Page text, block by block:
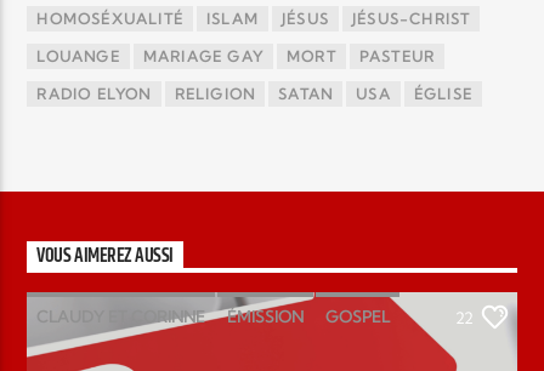
HOMOSÉXUALITÉ ISLAM JÉSUS JÉSUS-CHRIST
LOUANGE MARIAGE GAY MORT PASTEUR
RADIO ELYON RELIGION SATAN USA ÉGLISE
VOUS AIMEREZ AUSSI
CLAUDY ET CORINNE ÉMISSION GOSPEL
MAGAZINE
22